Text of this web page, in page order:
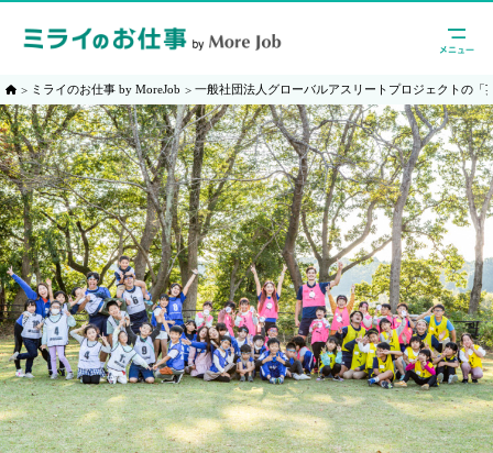
ミライのお仕事 by MoreJob 一般社団法人グローバルアスリートプロジェクトの「